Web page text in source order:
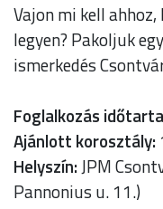
Vajon mi kell
legyen? Pakoljuk
ismerkedés
Foglalkozás
Ajánlott korosztály:
Helyszín:JPM
Pannonius u. 11.)